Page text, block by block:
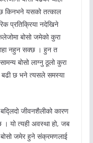
किनभने यसको तत्काल
प्रतिक्रिया नदेखिने
बोसो जमेको कुरा
नहुन सक्छ । हुन त
बोसो लाग्नु ठूलो कुरा
बढी छ भने त्यसले समस्या
जीवनशैलीको कारण
यो त्यही अवस्था हो, जब
जमेर हुने संक्रमणलाई